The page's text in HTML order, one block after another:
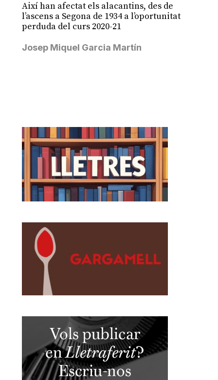
Així han afectat els alacantins, des de
l’ascens a Segona de 1934 a l’oportunitat
perduda del curs 2020-21
Josep Miquel Garcia Martín